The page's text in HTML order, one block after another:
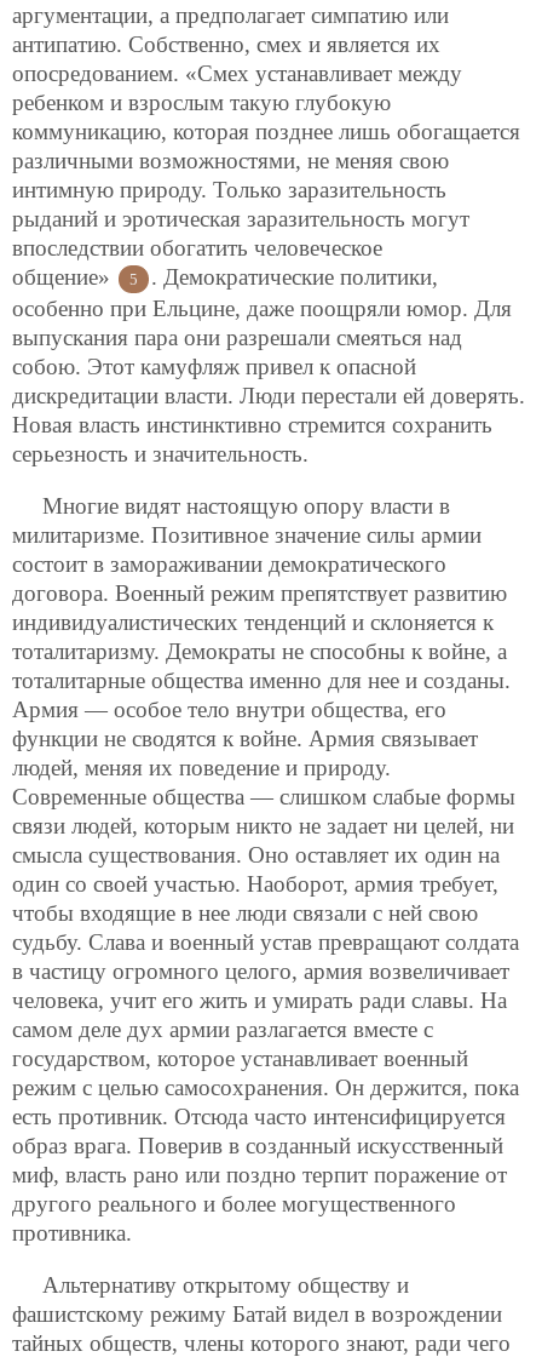
аргументации, а предполагает симпатию или
антипатию. Собственно, смех и является их
опосредованием. «Смех устанавливает между
ребенком и взрослым такую глубокую
коммуникацию, которая позднее лишь обогащается
различными возможностями, не меняя свою
интимную природу. Только заразительность
рыданий и эротическая заразительность могут
впоследствии обогатить человеческое
общение»
5
. Демократические политики,
особенно при Ельцине, даже поощряли юмор. Для
выпускания пара они разрешали смеяться над
собою. Этот камуфляж привел к опасной
дискредитации власти. Люди перестали ей доверять.
Новая власть инстинктивно стремится сохранить
серьезность и значительность.
Многие видят настоящую опору власти в
милитаризме. Позитивное значение силы армии
состоит в замораживании демократического
договора. Военный режим препятствует развитию
индивидуалистических тенденций и склоняется к
тоталитаризму. Демократы не способны к войне, а
тоталитарные общества именно для нее и созданы.
Армия — особое тело внутри общества, его
функции не сводятся к войне. Армия связывает
людей, меняя их поведение и природу.
Современные общества — слишком слабые формы
связи людей, которым никто не задает ни целей, ни
смысла существования. Оно оставляет их один на
один со своей участью. Наоборот, армия требует,
чтобы входящие в нее люди связали с ней свою
судьбу. Слава и военный устав превращают солдата
в частицу огромного целого, армия возвеличивает
человека, учит его жить и умирать ради славы. На
самом деле дух армии разлагается вместе с
государством, которое устанавливает военный
режим с целью самосохранения. Он держится, пока
есть противник. Отсюда часто интенсифицируется
образ врага. Поверив в созданный искусственный
миф, власть рано или поздно терпит поражение от
другого реального и более могущественного
противника.
Альтернативу открытому обществу и
фашистскому режиму Батай видел в возрождении
тайных обществ, члены которого знают, ради чего